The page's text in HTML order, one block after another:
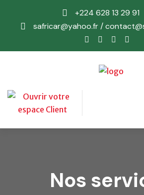
+224 628 13 29 91
safricar@yahoo.fr /
Nos